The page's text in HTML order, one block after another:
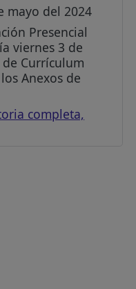
mayo del 2024
Presencial
viernes 3 de
de Currículum
Anexos de
completa,